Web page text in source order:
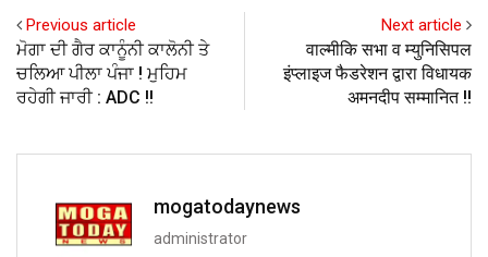
Previous article
ਮੋਗਾ ਦੀ ਗੈਰ ਕਾਨੂੰਨੀ ਕਾਲੋਨੀ ਤੇ
ਚਲਿਆ ਪੀਲਾ ਪੰਜਾ ! ਮੁਹਿਮ
ਰਹੇਗੀ ਜਾਰੀ : ADC !!
Next article
वाल्मीकि सभा व म्युनिसिपल
इंप्लाइज फैडरेशन द्वारा विधायक
अमनदीप सम्मानित !!
mogatodaynews
administrator